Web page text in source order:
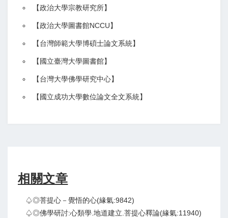
【政治大學宗教研究所】
【政治大學圖書館NCCU】
【台灣師範大學博碩士論文系統】
【 國立臺灣大學圖書館】
【台灣大學佛學研究中心】
【 國立成功大學數位論文全文系統】
相關文章
♤◎菩提心－覺悟的心(緣氣:9842)
♤◎佛學研討:心類學.地道建立.菩提心釋論(緣氣:11940)